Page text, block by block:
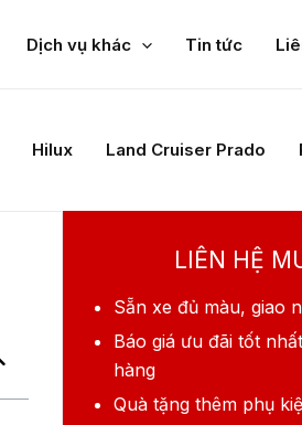
Dịch vụ khác Tin tức
Hilux Land Cruiser Prado
LIÊN HỆ
Sẵn xe đủ màu, giao
Báo giá ưu đãi tốt
hàng
Quà tặng thêm phụ